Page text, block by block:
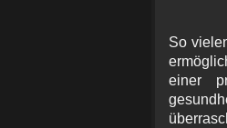
So
einer